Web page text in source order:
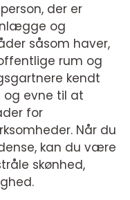
der er
og
såsom haver,
rum og
kendt
og evne til at
for
Når du
kan du være
skønhed,